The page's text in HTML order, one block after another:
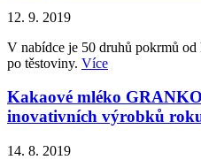
12. 9. 2019
V nabídce je 50 druhů pokrmů od
po těstoviny. Více
Kakaové mléko
inovativních výrobků
14. 8. 2019